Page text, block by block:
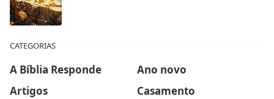
CATEGORIAS
A Bíblia Responde
Ano novo
Artigos
Casamento